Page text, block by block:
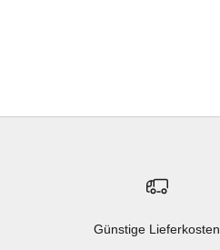
Günstige Lieferkosten